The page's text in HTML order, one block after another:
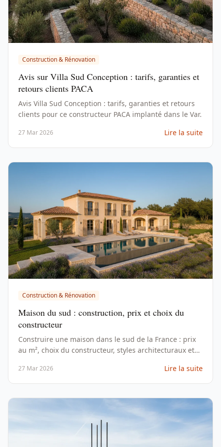
Construction & Rénovation
Avis sur Villa Sud Conception : tarifs, garanties et
retours clients PACA
Avis Villa Sud Conception : tarifs, garanties et retours
clients pour ce constructeur PACA implanté dans le Var.
27 Mar 2026 Lire la suite
Construction & Rénovation
Maison du sud : construction, prix et choix du
constructeur
Construire une maison dans le sud de la France : prix
au m², choix du constructeur, styles architecturaux et
27 Mar 2026 Lire la suite